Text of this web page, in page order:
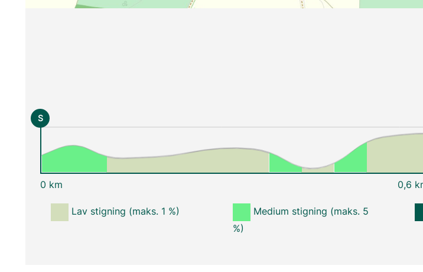
S
0 km 0,6
Lav stigning (maks. 1 %)
Medium stigning (maks. 5
%)